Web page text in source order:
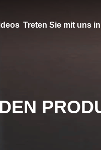
Treten Sie mit uns